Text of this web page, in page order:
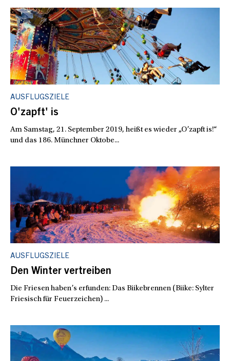
AUSFLUGSZIELE
Den Winter vertreiben
Die Friesen haben’s erfunden: Das Biikebrennen (Biike: Sylter
Friesisch für Feuerzeichen) ...
AUSFLUGSZIELE
O'zapft' is
Am Samstag, 21. September 2019, heißt es wieder „O’zapft is!“
und das 186. Münchner Oktobe...